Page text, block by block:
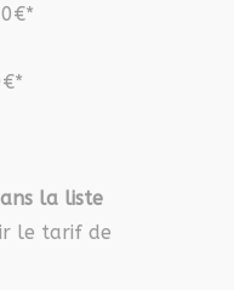
la liste
le tarif de